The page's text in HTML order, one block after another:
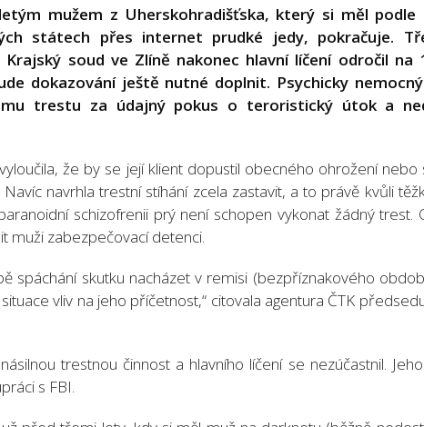
mužem z Uherskohradišťska, který si měl podle
státech přes internet prudké jedy, pokračuje.
Krajský soud ve Zlíně nakonec hlavní líčení odročil na
dokazování ještě nutné doplnit. Psychicky
trestu za údajný pokus o teroristický útok a
že by se její klient dopustil obecného ohrožení nebo
navrhla trestní stíhání zcela zastavit, a to právě kvůli
schizofrenii prý není schopen vykonat žádný trest.
muži zabezpečovací detenci.
spáchání skutku nacházet v remisi (bezpříznakového
vliv na jeho příčetnost,“ citovala agentura ČTK
trestnou činnost a hlavního líčení se nezúčastnil.
s FBI.